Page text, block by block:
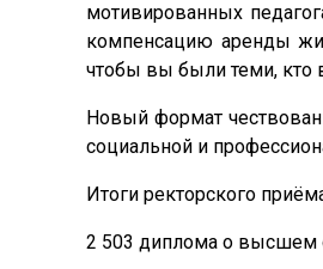
мотивированных
компенсацию аренды
чтобы вы были теми, кто
Новый формат
социальной и
Итоги ректорского
2 503 диплома о высшем